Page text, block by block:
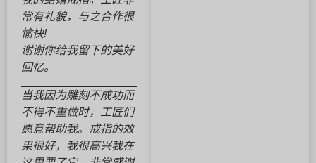
常有礼貌，与之合作很
愉快!
谢谢你给我留下的美好
回忆。
当我因为雕刻不成功而
不得不重做时，工匠们
愿意帮助我。戒指的效
果很好，我很高兴我在